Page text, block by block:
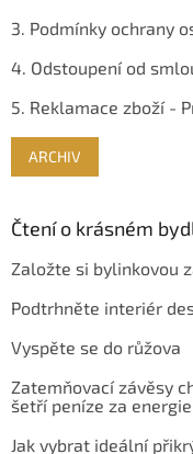
3. Podmínky ochrany
4. Odstoupení od
5. Reklamace zboží -
ARCHIV
Čtení o krásném
Založte si bylinkovou
Podtrhněte interiér
Vyspěte se do růžova
Zatemňovací závěsy
šetří peníze za energie
Jak vybrat ideální